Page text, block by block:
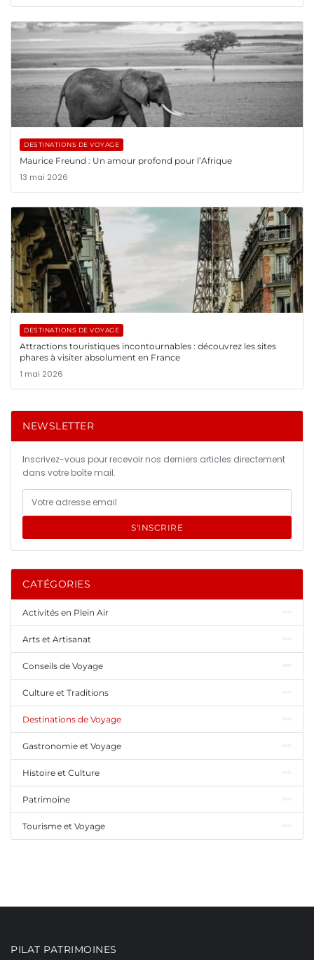
DESTINATIONS DE VOYAGE
Maurice Freund : Un amour profond pour l’Afrique
13 mai 2026
DESTINATIONS DE VOYAGE
Attractions touristiques incontournables : découvrez les sites
phares à visiter absolument en France
1 mai 2026
NEWSLETTER
Inscrivez-vous pour recevoir nos derniers articles directement
dans votre boîte mail.
S'INSCRIRE
CATÉGORIES
Activités en Plein Air
Arts et Artisanat
Conseils de Voyage
Culture et Traditions
Destinations de Voyage
Gastronomie et Voyage
Histoire et Culture
Patrimoine
Tourisme et Voyage
PILAT PATRIMOINES